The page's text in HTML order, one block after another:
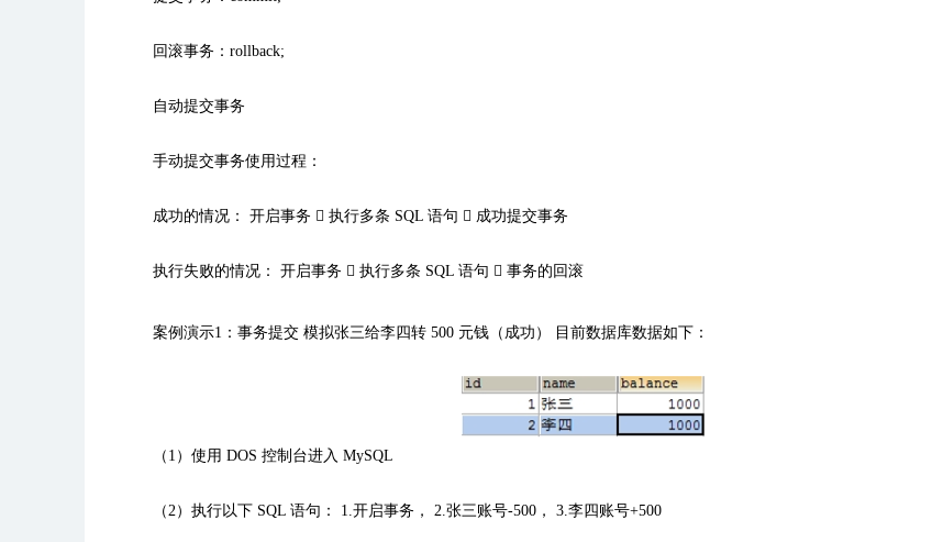
回滚事务： rollback;
自动提交事务
手动提交事务使用过程：
成功的情况： 开启事务  执行多条 SQL 语句  成功提交事务
执行失败的情况： 开启事务  执行多条 SQL 语句  事务的回滚
案例演示1 ：事务提交 模拟张三给李四转 500 元钱（成功） 目前数据库数据如下：
（1）使用 DOS 控制台进入 MySQL
（2）执行以下 SQL 语句： 1.开启事务， 2.张三账号-500 ， 3.李四账号+500